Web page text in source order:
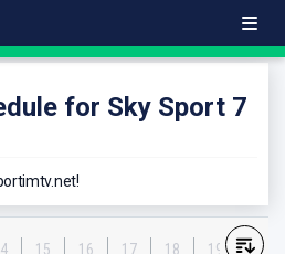
for Sky Sport 7
15 16 17 18 19